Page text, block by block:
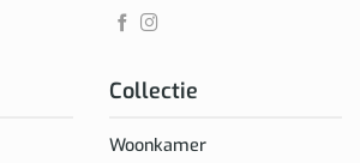
Collectie
Woonkamer